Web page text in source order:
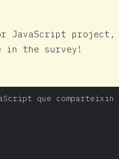
JavaScript project,
in the survey!
que